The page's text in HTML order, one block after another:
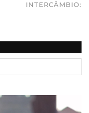
INTERCÂMBIO: